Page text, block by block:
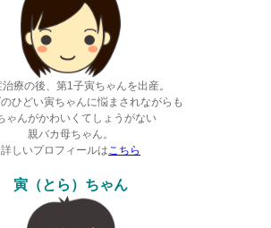
療の後、第1子寅ちゃんを出産。
ひどい寅ちゃんに悩まされながらも
ゃんがかわいくてしょうがない
親バカ母ちゃん。
詳しいプロフィールは こちら
寅（とら）ちゃん